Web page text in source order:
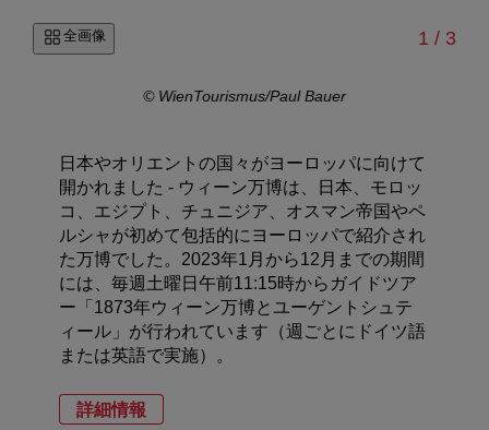
全画像 1 // 3
© WienTourismus/Paul Bauer
日本やオリエントの国々がヨーロッパに向けて
開かれました - ウィーン万博は、日本、モロッ
コ、エジプト、チュニジア、オスマン帝国やペ
ルシャが初めて包括的にヨーロッパで紹介され
た万博でした。2023年1月から12月までの期間
には、毎週土曜日午前11:15時からガイドツア
ー「1873年ウィーン万博とユーゲントシュテ
ィール」が行われています（週ごとにドイツ語
または英語で実施）。
詳細情報